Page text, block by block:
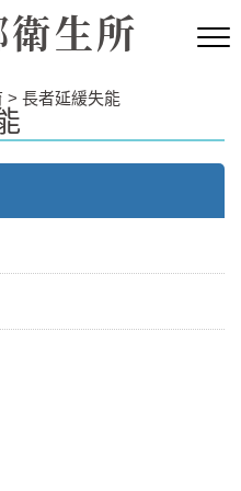
生所
> 長者延緩失能